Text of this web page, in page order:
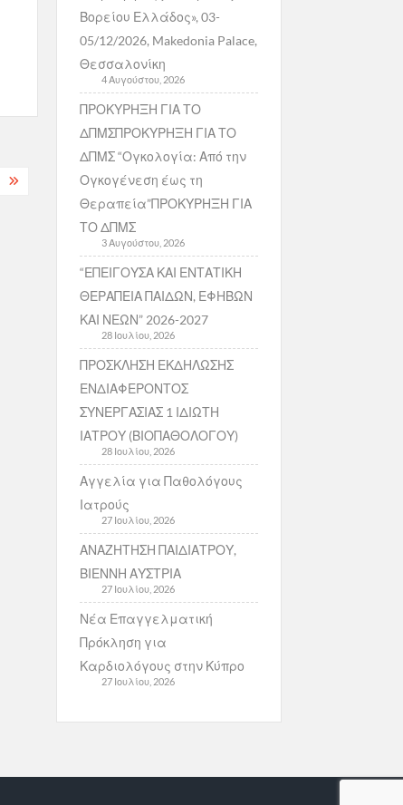
Βορείου Ελλάδος», 03-
05/12/2026, Makedonia Palace,
Θεσσαλονίκη
4 Αυγούστου, 2026
ΠΡΟΚΥΡΗΞΗ ΓΙΑ ΤΟ
ΔΠΜΣΠΡΟΚΥΡΗΞΗ ΓΙΑ ΤΟ
ΔΠΜΣ “Ογκολογία: Από την
Ογκογένεση έως τη
Θεραπεία”ΠΡΟΚΥΡΗΞΗ ΓΙΑ
ΤΟ ΔΠΜΣ
3 Αυγούστου, 2026
“ΕΠΕΙΓΟΥΣΑ ΚΑΙ ΕΝΤΑΤΙΚΗ
ΘΕΡΑΠΕΙΑ ΠΑΙΔΩΝ, ΕΦΗΒΩΝ
ΚΑΙ ΝΕΩΝ” 2026-2027
28 Ιουλίου, 2026
ΠΡΟΣΚΛΗΣΗ ΕΚΔΗΛΩΣΗΣ
ΕΝΔΙΑΦΕΡΟΝΤΟΣ
ΣΥΝΕΡΓΑΣΙΑΣ 1 ΙΔΙΩΤΗ
ΙΑΤΡΟΥ (ΒΙΟΠΑΘΟΛΟΓΟΥ)
28 Ιουλίου, 2026
Αγγελία για Παθολόγους
Ιατρούς
27 Ιουλίου, 2026
ΑΝΑΖΗΤΗΣΗ ΠΑΙΔΙΑΤΡΟΥ,
ΒΙΕΝΝΗ ΑΥΣΤΡΙΑ
27 Ιουλίου, 2026
Νέα Επαγγελματική
Πρόκληση για
Καρδιολόγους στην Κύπρο
27 Ιουλίου, 2026